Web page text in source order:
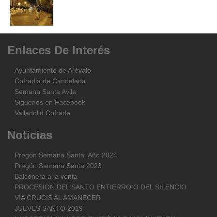
Enlaces De Interés
Ayuntamiento de Arévalo
Cofradia de Candeleda
Semana Santa Avila
Siguenos en Facebook
Valladolid Cofrade
Noticias
Pregón Semana Santa. Año 2024
Pregón Semana Santa 2023
Balconera a la venta
PROCESION DEL SANTO ENTIERRO O DEL SILENCIO
VIA CRUCIS AL AMANECER
JUEVES SANTO 2019